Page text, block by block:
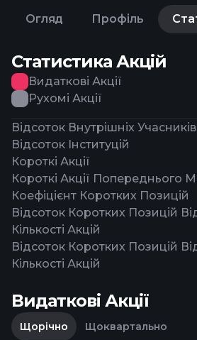
Огляд Профіль
Статистика Акцій
Видаткові Акції
Рухомі Акції
Відсоток Внутрішніх Учасників
Відсоток Інституцій
Короткі Акції
Короткі Акції Попереднього
Коефіцієнт Коротких Позицій
Відсоток Коротких Позицій
Кількості Акцій
Відсоток Коротких Позицій
Кількості Акцій
Видаткові Акції
Щорічно
Щоквартально